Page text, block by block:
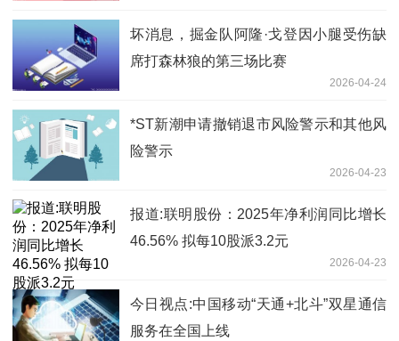
坏消息，掘金队阿隆·戈登因小腿受伤缺
席打森林狼的第三场比赛
2026-04-24
*ST新潮申请撤销退市风险警示和其他风
险警示
2026-04-23
报道:联明股份：2025年净利润同比增长
46.56% 拟每10股派3.2元
2026-04-23
今日视点:中国移动“天通+北斗”双星通信
服务在全国上线